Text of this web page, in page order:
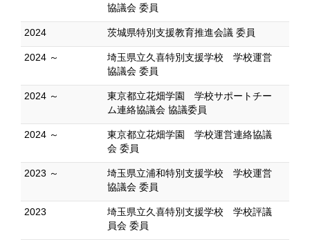
協議会 委員
2024 茨城県特別支援教育推進会議 委員
2024 ～
埼玉県立久喜特別支援学校 学校運営
協議会 委員
2024 ～
東京都立花畑学園 学校サポートチー
ム連絡協議会 協議委員
2024 ～
東京都立花畑学園 学校運営連絡協議
会 委員
2023 ～
埼玉県立浦和特別支援学校 学校運営
協議会 委員
2023
埼玉県立久喜特別支援学校 学校評議
員会 委員